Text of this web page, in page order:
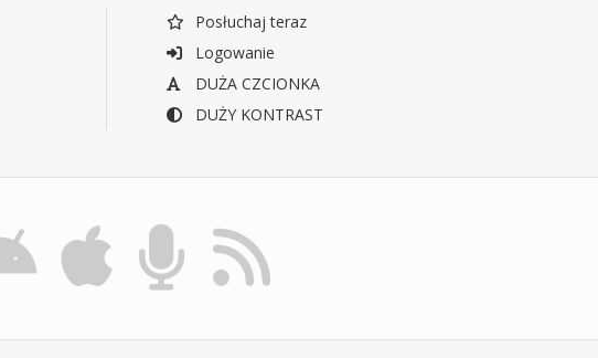
Posłuchaj teraz
Logowanie
DUŻA CZCIONKA
DUŻY KONTRAST